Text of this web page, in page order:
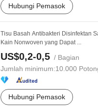
Hubungi Pemasok
Tisu Basah Antibakteri Disinfektan
Kain Nonwoven yang Dapat ...
US$0,2-0,5 / Bagian
Jumlah minimum:10.000
Hubungi Pemasok